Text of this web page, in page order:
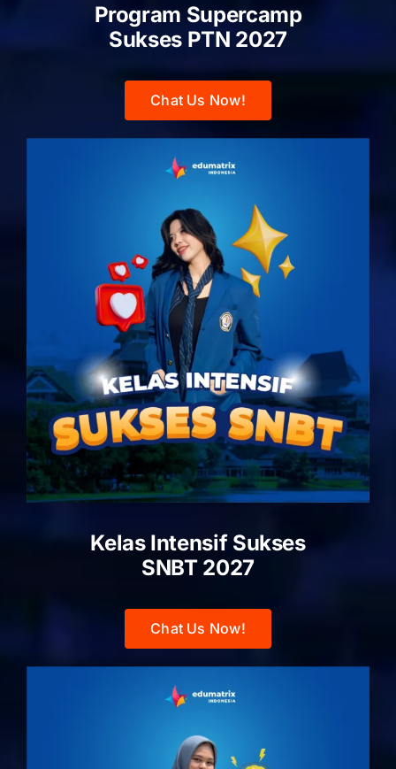
Program Supercamp
Sukses PTN 2027
Chat Us Now!
Kelas Intensif Sukses
SNBT 2027
Chat Us Now!